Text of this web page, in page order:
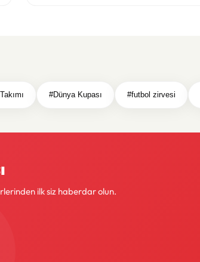
#Dünya Kupası #futbol zirvesi
ilk siz haberdar olun.